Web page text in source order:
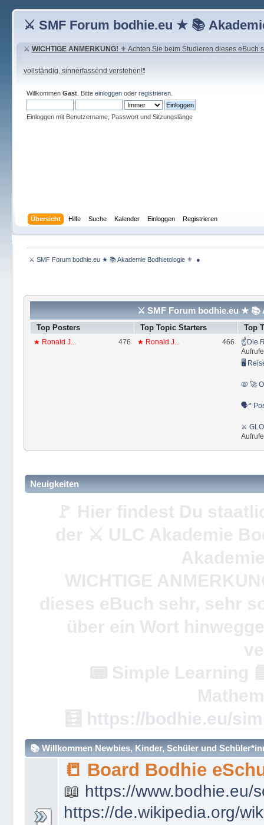
⚔ SMF Forum bodhie.eu ★ 📚
⚔ WICHTIGE ANMERKUNG! ⚜ Achten Sie beim Studieren dieses eBuch
vollständig, sinnerfassend verstehen!❗
Willkommen Gast. Bitte einloggenoder registrieren.
Einloggen mit Benutzername, Passwort und Sitzungslänge
Übersicht Hilfe Suche Kalender Einloggen Registrieren
⚔ SMF Forum bodhie.eu ★ 📚 Akademie Bodhietologie ⚜  ●
⚔ SMF Forum bodhie.eu ★ 📚
Top Posters Top Topic Starters Top
★ Ronald J... 476 ★ Ronald J... 466
☝Die
Aufrufe
🖥
📛 🚀
🗣*
⚔
Aufrufe
Neuigkeiten
https://bodhie.eu/
📚 Willkommen Newbies, Kinder, Schüler und
📒 Board Bodhie
📖 https://www.bodhie.eu/
https://de.wikipedia.org/